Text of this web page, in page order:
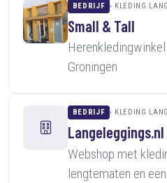
BEDRIJF KLEDING
Small & Tall
Groningen
BEDRIJF KLEDING
Langeleggings.nl
Webshop met
lengtematen en